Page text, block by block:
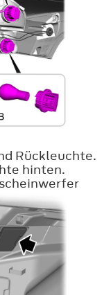
Rückleuchte.
hinten.